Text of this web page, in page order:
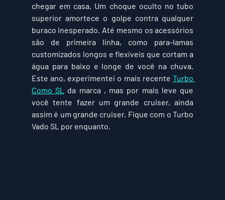
chegar em casa. Um choque oculto no tubo
superior amortece o golpe contra qualquer
buraco inesperado. Até mesmo os acessórios
são de primeira linha, como para-lamas
customizados longos e flexíveis que cortam a
água para baixo e longe de você na chuva.
Este ano, experimentei o mais recente Turbo
Como SL
da marca , mas por mais leve que
você tente fazer um grande cruiser, ainda
assim é um grande cruiser. Fique com o Turbo
Vado SL por enquanto.